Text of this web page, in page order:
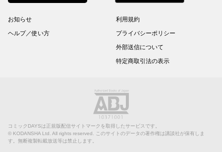
お知らせ
ヘルプ／使い方
利用規約
プライバシーポリシー
外部送信について
特定商取引法の表示
コミックDAYSは正規版配信サイトマークを取得したサービスです。
© KODANSHA Ltd. All rights reserved. このサイトのデータの著作権は講談社が保有しま
す。無断複製転載放送等は禁止します。